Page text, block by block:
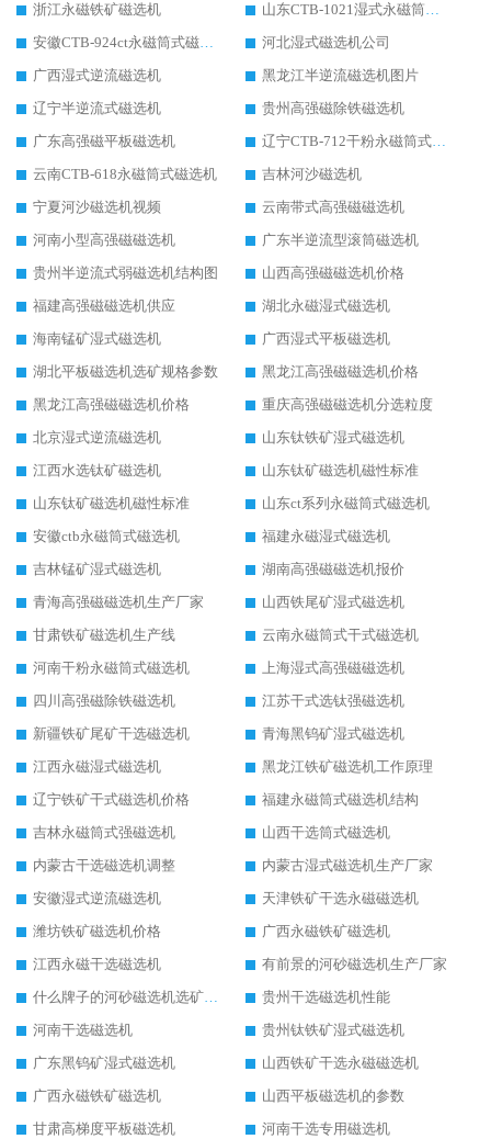
浙江永磁铁矿磁选机
山东CTB-1021湿式永磁筒式磁选机
安徽CTB-924ct永磁筒式磁选机
河北湿式磁选机公司
广西湿式逆流磁选机
黑龙江半逆流磁选机图片
辽宁半逆流式磁选机
贵州高强磁除铁磁选机
广东高强磁平板磁选机
辽宁CTB-712干粉永磁筒式磁选机
云南CTB-618永磁筒式磁选机
吉林河沙磁选机
宁夏河沙磁选机视频
云南带式高强磁磁选机
河南小型高强磁磁选机
广东半逆流型滚筒磁选机
贵州半逆流式弱磁选机结构图
山西高强磁磁选机价格
福建高强磁磁选机供应
湖北永磁湿式磁选机
海南锰矿湿式磁选机
广西湿式平板磁选机
湖北平板磁选机选矿规格参数
黑龙江高强磁磁选机价格
黑龙江高强磁磁选机价格
重庆高强磁磁选机分选粒度
北京湿式逆流磁选机
山东钛铁矿湿式磁选机
江西水选钛矿磁选机
山东钛矿磁选机磁性标准
山东钛矿磁选机磁性标准
山东ct系列永磁筒式磁选机
安徽ctb永磁筒式磁选机
福建永磁湿式磁选机
吉林锰矿湿式磁选机
湖南高强磁磁选机报价
青海高强磁磁选机生产厂家
山西铁尾矿湿式磁选机
甘肃铁矿磁选机生产线
云南永磁筒式干式磁选机
河南干粉永磁筒式磁选机
上海湿式高强磁磁选机
四川高强磁除铁磁选机
江苏干式选钛强磁选机
新疆铁矿尾矿干选磁选机
青海黑钨矿湿式磁选机
江西永磁湿式磁选机
黑龙江铁矿磁选机工作原理
辽宁铁矿干式磁选机价格
福建永磁筒式磁选机结构
吉林永磁筒式强磁选机
山西干选筒式磁选机
内蒙古干选磁选机调整
内蒙古湿式磁选机生产厂家
安徽湿式逆流磁选机
天津铁矿干选永磁磁选机
潍坊铁矿磁选机价格
广西永磁铁矿磁选机
江西永磁干选磁选机
有前景的河砂磁选机生产厂家
什么牌子的河砂磁选机选矿效果好
贵州干选磁选机性能
河南干选磁选机
贵州钛铁矿湿式磁选机
广东黑钨矿湿式磁选机
山西铁矿干选永磁磁选机
广西永磁铁矿磁选机
山西平板磁选机的参数
甘肃高梯度平板磁选机
河南干选专用磁选机